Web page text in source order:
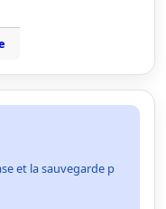
et la sauvegarde p